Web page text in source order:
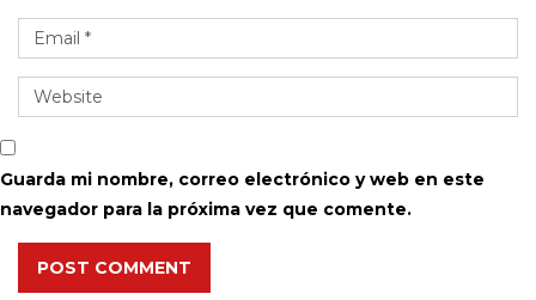
Guarda mi nombre, correo electrónico y web en este
navegador para la próxima vez que comente.
POST COMMENT